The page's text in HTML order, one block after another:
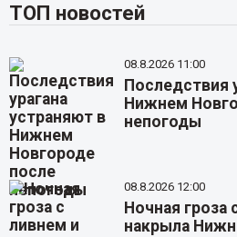
ТОП новостей
08.8.2026 11:00
Последствия
Нижнем
непогоды
08.8.2026 12:00
Ночная
накрыла